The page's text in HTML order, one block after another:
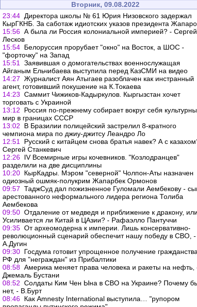
Вторник, 09.08.2022
23:44 Директора школы № 61 Юрия Низовского задержал
КырГКНБ. За саботаж идиотских указов президента
15:56 А была ли Россия колониальной империей? - Сергей
Лесков
15:54 Белоруссия прорубает "окно" на Восток, а ШОС -
"форточку" на Запад
15:51
Заявившая о домогательствах военнослужащая
Айганым Ельчибаева выступила перед КазСМИ на видео
14:27 Журналист Аян Атыгаев разоблачен как инстранный
агент, готовивший покушение на К.Токаева
14:23 Саммит Чижиков-Кадыркулов. Кыргызстан хочет
торговать с Украиной
13:12
Россия по-прежнему собирает вокруг себя
мир в границах СССР
13:02
В Бразилии полицейский застрелил 8-кратного
чемпиона мира по джиу-джитсу Леандро Ло
12:51
Русский с китайцем снова братья навек? А с
Сергей Станкевич
12:26 IV Всемирные игры кочевников. "Козлодранцев"
разделили на две дисциплины
10:20 КырКадры. Мэром "северной" Чолпон-Аты назначен
одиозный ошмяк-полукрим Жапарбек Ормонов
09:57 ТаджСуд дал пожизненное Гуломали Аембекову -
арестованного неформального лидера региона Толиба
Аембекова
09:50 Отдаление от медведя и приближение к дракону, или
Усиливается ли Китай в ЦАзии? - Рафаэлло Пантуччи
09:35 От археомодерна к империи. Лишь консервативно-
революционный сценарий обеспечит нашу победу в СВО, -
А.Дугин
09:30 Госдума готовит упрощенное получение гражданства
РФ для "неграждан" из Прибалтики
08:58 Америка меняет права человека и ракеты на нефть,
Джемаль Бустани
08:52 Солдаты Ким Чен Ына в СВО на Украине? Почему
нет, - В.Бурт
08:46 Как Amnesty International выступила… "рупором